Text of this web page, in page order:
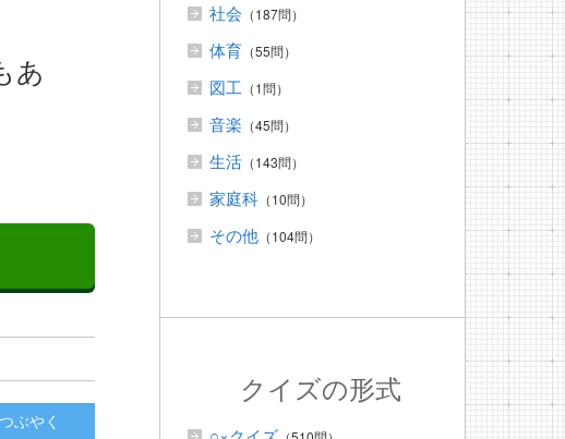
あ
ぶやく
社会 （187問）
体育 （55問）
図工 （1問）
音楽 （45問）
生活 （143問）
家庭科 （10問）
その他 （104問）
クイズの形式